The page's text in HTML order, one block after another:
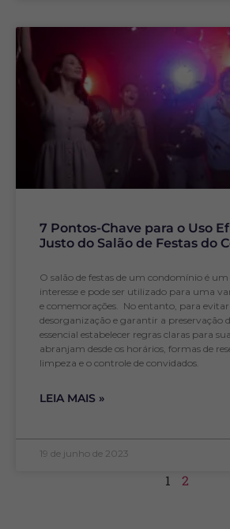
7 Pontos-Chave para o Uso
Justo do Salão de Festas do
O salão de festas de um condomínio é
interesse e pode ser utilizado para uma
e comemorações. No entanto, para
desorganização e garantir a preservação
essencial estabelecer regras claras para
abranjam desde os horários, formas de
limpeza e o controle de convidados.
LEIA MAIS »
19 de junho de 2023
1 2